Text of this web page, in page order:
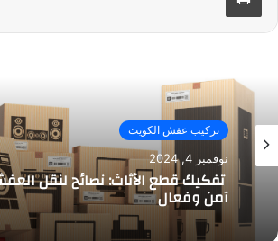
تركيب عفش الكويت
نوفمبر 4, 2024
تفكيك قطع الأثاث: نصائح لنقل
آمن وفعال